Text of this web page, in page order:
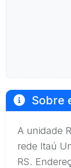
Sobre
A unidade
rede Itaú
RS.